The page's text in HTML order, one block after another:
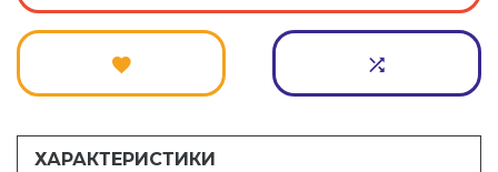
ХАРАКТЕРИСТИКИ